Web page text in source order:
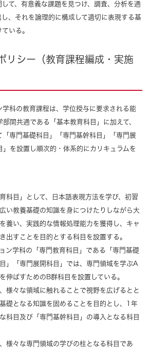
して、有意義な課題を見つけ、調査、分析を通
し、それを論理的に構成して適切に表現する基
いる。
リシー（教育課程編成・実施
学科の教育課程は、学位授与に要求される能
間共通である「基本教育科目」に加えて、
「専門基礎科目」「専門基幹科目」「専門展
」を設置し順次的・体系的にカリキュラムを
科目」として、日本語表現方法を学び、初習
い教養基礎の知識を身につけたりしながら大
養い、実践的な情報処理能力を獲得し、キャ
出すことを目的とする科目を設置する。
ン学科の「専門教育科目」である「専門基礎
」「専門展開科目」では、専門領域を学ぶA
伸ばすためのB群科目を設置している。
様々な領域に触れることで視野を広げるとと
礎となる知識を固めることを目的とし、1年
科目及び「専門基幹科目」の導入となる科目
様々な専門領域の学びの柱となる科目であ